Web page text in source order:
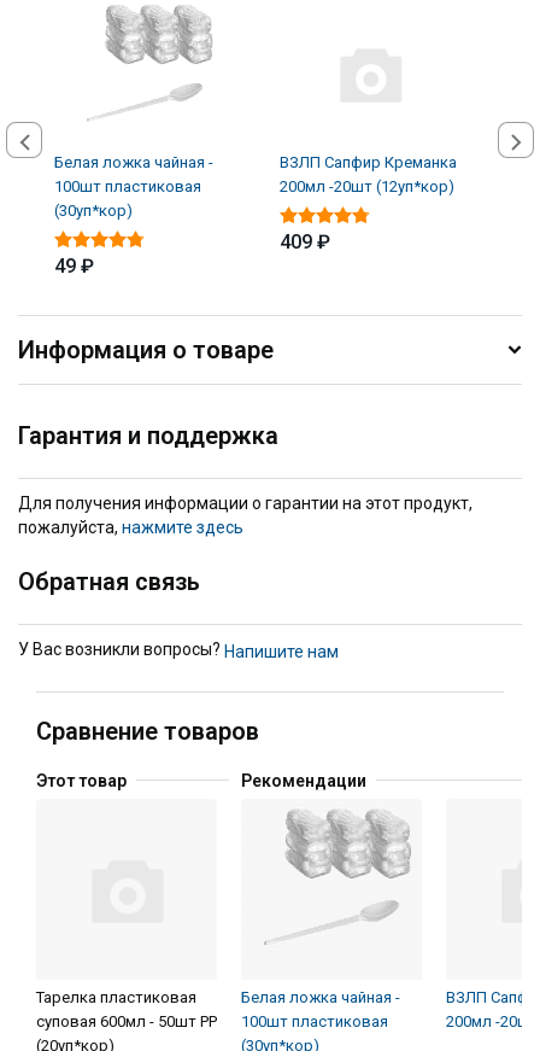
Белая ложка чайная -
100шт пластиковая
(30уп*кор)
49 ₽
ВЗЛП Сапфир Креманка
200мл -20шт (12уп*кор)
409 ₽
Информация о товаре
Гарантия и поддержка
Для получения информации о гарантии на этот продукт,
пожалуйста, нажмите здесь
Обратная связь
У Вас возникли вопросы? Напишите нам
Сравнение товаров
Этот товар Рекомендации
Тарелка пластиковая
суповая 600мл - 50шт PP
(20уп*кор)
Белая ложка чайная -
100шт пластиковая
(30уп*кор)
ВЗЛП
200мл -